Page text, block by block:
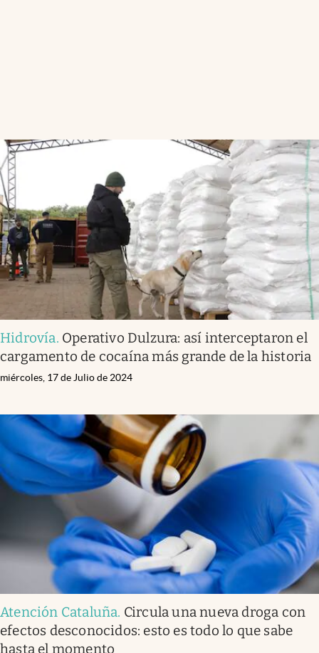
Hidrovía. Operativo Dulzura: así interceptaron el
cargamento de cocaína más grande de la historia
miércoles, 17 de Julio de 2024
Atención Cataluña. Circula una nueva droga con
efectos desconocidos: esto es todo lo que sabe
hasta el momento